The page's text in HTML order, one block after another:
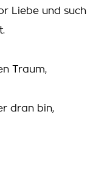
Liebe und such
Traum,
dran bin,